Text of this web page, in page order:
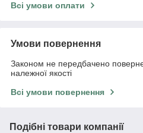
Всі умови оплати
Умови повернення
Законом не передбачено
належної якості
Всі умови повернення
Подібні товари компанії